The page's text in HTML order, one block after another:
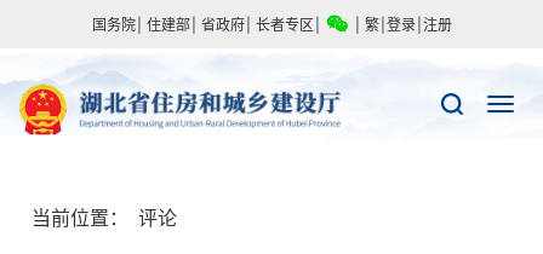
国务院 住建部 省政府 长者专区 繁 登录 注册
当前位置： 评论